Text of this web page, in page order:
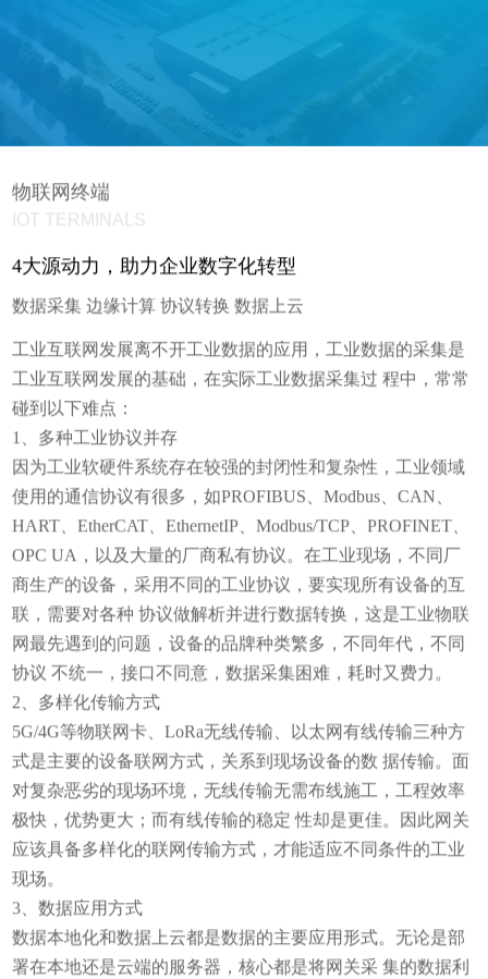
物联网终端
IOT TERMINALS
4大源动力，助力企业数字化转型
数据采集 边缘计算 协议转换 数据上云
工业互联网发展离不开工业数据的应用，工业数据的采集是
工业互联网发展的基础，在实际工业数据采集过 程中，常常
碰到以下难点：
1、多种工业协议并存
因为工业软硬件系统存在较强的封闭性和复杂性，工业领域
使用的通信协议有很多，如PROFIBUS、Modbus、CAN、
HART、EtherCAT、EthernetIP、Modbus/TCP、PROFINET、
OPC UA，以及大量的厂商私有协议。在工业现场，不同厂
商生产的设备，采用不同的工业协议，要实现所有设备的互
联，需要对各种 协议做解析并进行数据转换，这是工业物联
网最先遇到的问题，设备的品牌种类繁多，不同年代，不同
协议 不统一，接口不同意，数据采集困难，耗时又费力。
2、多样化传输方式
5G/4G等物联网卡、LoRa无线传输、以太网有线传输三种方
式是主要的设备联网方式，关系到现场设备的数 据传输。面
对复杂恶劣的现场环境，无线传输无需布线施工，工程效率
极快，优势更大；而有线传输的稳定 性却是更佳。因此网关
应该具备多样化的联网传输方式，才能适应不同条件的工业
现场。
3、数据应用方式
数据本地化和数据上云都是数据的主要应用形式。无论是部
署在本地还是云端的服务器，核心都是将网关采 集的数据利